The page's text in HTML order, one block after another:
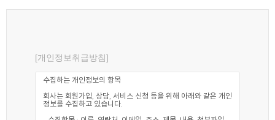
[개인정보취급방침]